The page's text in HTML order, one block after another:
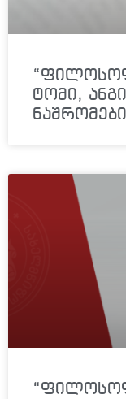
ტომი,
ნაშრომები